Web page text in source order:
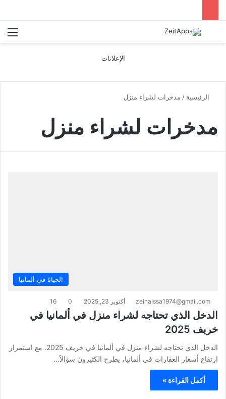
بحث عن
الإعلانات
الرئيسية / مدخرات لشراء منزل
مدخرات لشراء منزل
الحياة في ألمانيا
zeinaissa1974@gmail.com أكتوبر 23, 2025 0
16
الدخل الذي تحتاجه لشراء منزل في ألمانيا في
خريف 2025
الدخل الذي تحتاجه لشراء منزل في ألمانيا في خريف 2025. مع استمرار
ارتفاع أسعار العقارات في ألمانيا، يطرح الكثيرون سؤالاً…
أكمل القراءة »